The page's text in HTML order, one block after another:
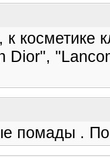
косметике
Dior",
помады .